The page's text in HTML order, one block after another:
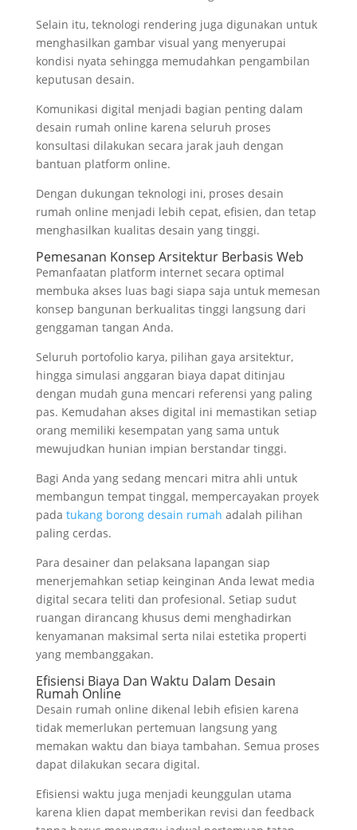
Selain itu, teknologi rendering juga digunakan untuk
menghasilkan gambar visual yang menyerupai
kondisi nyata sehingga memudahkan pengambilan
keputusan desain.
Komunikasi digital menjadi bagian penting dalam
desain rumah online karena seluruh proses
konsultasi dilakukan secara jarak jauh dengan
bantuan platform online.
Dengan dukungan teknologi ini, proses desain
rumah online menjadi lebih cepat, efisien, dan tetap
menghasilkan kualitas desain yang tinggi.
Pemesanan Konsep Arsitektur Berbasis Web
Pemanfaatan platform internet secara optimal
membuka akses luas bagi siapa saja untuk memesan
konsep bangunan berkualitas tinggi langsung dari
genggaman tangan Anda.
Seluruh portofolio karya, pilihan gaya arsitektur,
hingga simulasi anggaran biaya dapat ditinjau
dengan mudah guna mencari referensi yang paling
pas. Kemudahan akses digital ini memastikan setiap
orang memiliki kesempatan yang sama untuk
mewujudkan hunian impian berstandar tinggi.
Bagi Anda yang sedang mencari mitra ahli untuk
membangun tempat tinggal, mempercayakan proyek
pada tukang borong desain rumah adalah pilihan
paling cerdas.
Para desainer dan pelaksana lapangan siap
menerjemahkan setiap keinginan Anda lewat media
digital secara teliti dan profesional. Setiap sudut
ruangan dirancang khusus demi menghadirkan
kenyamanan maksimal serta nilai estetika properti
yang membanggakan.
Efisiensi Biaya Dan Waktu Dalam Desain
Rumah Online
Desain rumah online dikenal lebih efisien karena
tidak memerlukan pertemuan langsung yang
memakan waktu dan biaya tambahan. Semua proses
dapat dilakukan secara digital.
Efisiensi waktu juga menjadi keunggulan utama
karena klien dapat memberikan revisi dan feedback